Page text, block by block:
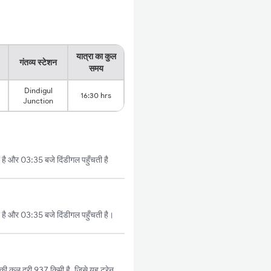
गंतव्य स्टेशन
यात्रा का कुल
समय
Dindigul
Junction
16:30 hrs
और 03:35 बजे दिंडीगल पहुँचती है
और 03:35 बजे दिंडीगल पहुँचती है।